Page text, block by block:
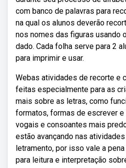
com banco de palavras para
na qual os alunos deverão
nos nomes das figuras usando
dado. Cada folha serve para 2
para imprimir e usar.
Webas atividades de recorte e
feitas especialmente para as
mais sobre as letras, como
formatos, formas de escrever e
vogais e consoantes mais
estão avançando nas
letramento, por isso vale a
para leitura e interpretação